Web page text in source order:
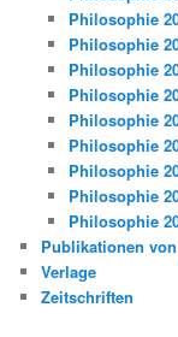
Philosophie
Philosophie
Philosophie
Philosophie
Philosophie
Philosophie
Philosophie
Philosophie
Philosophie
Publikationen
Verlage
Zeitschriften